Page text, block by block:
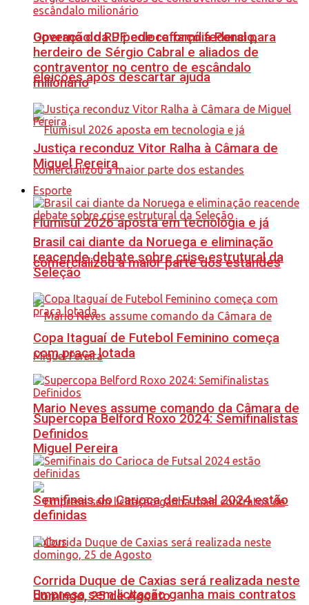
Governo do RJ pede reforço federal para
eleições após descartar ajuda
Flumisul 2026 aposta em tecnologia e já
comercializou a maior parte dos estandes
Mario Neves assume comando da Câmara de
Miguel Pereira
Empresa sem licitação ganha mais contratos
Operação da PF coloca família Poncio,
herdeiro de Sérgio Cabral e aliados de
contraventor no centro de escândalo
milionário
Justiça reconduz Vitor Ralha à Câmara de
Miguel Pereira
Esporte
Brasil cai diante da Noruega e eliminação
reacende debate sobre crise estrutural da
Seleção
Copa Itaguaí de Futebol Feminino começa
com praça lotada
Supercopa Belford Roxo 2024: Semifinalistas
Definidos
Semifinais do Carioca de Futsal 2024 estão
definidas
Corrida Duque de Caxias será realizada neste
domingo, 25 de Agosto